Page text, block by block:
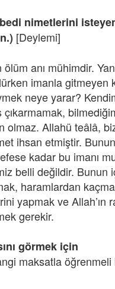
nimetlerini
[Deylemi]
anı mühimdir.
imanla gitmeyen
neye yarar?
olmaz. Allahü teâlâ,
ihsan etmiştir.
kadar bu imanı
belli değildir. Bunun
haramlardan
yapmak ve Allah’ın
gerekir.
görmek için
maksatla öğrenmeli